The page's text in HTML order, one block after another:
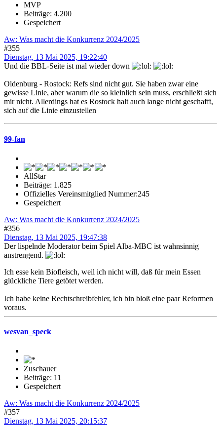
MVP
Beiträge: 4.200
Gespeichert
Aw: Was macht die Konkurrenz 2024/2025
#355
Dienstag, 13 Mai 2025, 19:22:40
Und die BBL-Seite ist mal wieder down
Oldenburg - Rostock: Refs sind nicht gut. Sie haben zwar eine
gewisse Linie, aber warum die so kleinlich sein muss, erschließt sich
mir nicht. Allerdings hat es Rostock halt auch lange nicht geschafft,
sich auf die Linie einzustellen
99-fan
AllStar
Beiträge: 1.825
Offizielles Vereinsmitglied Nummer:245
Gespeichert
Aw: Was macht die Konkurrenz 2024/2025
#356
Dienstag, 13 Mai 2025, 19:47:38
Der lispelnde Moderator beim Spiel Alba-MBC ist wahnsinnig
anstrengend.
Ich esse kein Biofleisch, weil ich nicht will, daß für mein Essen
glückliche Tiere getötet werden.
Ich habe keine Rechtschreibfehler, ich bin bloß eine paar Reformen
voraus.
wesvan_speck
Zuschauer
Beiträge: 11
Gespeichert
Aw: Was macht die Konkurrenz 2024/2025
#357
Dienstag, 13 Mai 2025, 20:15:37